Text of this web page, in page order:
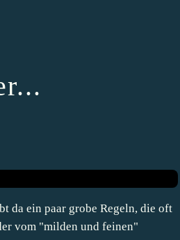
da ein paar grobe Regeln, die oft
vom "milden und feinen"